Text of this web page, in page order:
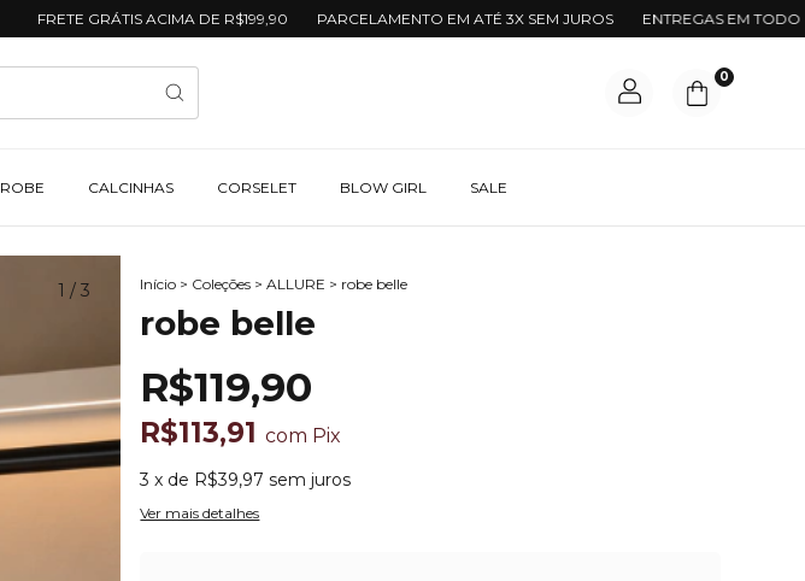
FRETE GRÁTIS ACIMA DE R$199,90 PARCELAMENTO EM ATÉ 3X SEM JUROS ENTREGAS EM TODO
0
ROBE CALCINHAS CORSELET BLOW GIRL SALE
1 /3 Início > Coleções > ALLURE > robe belle
robe belle
R$119,90
R$113,91com Pix
3 x de R$39,97 sem juros
Ver mais detalhes